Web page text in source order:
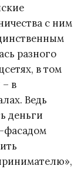
с ним
разного
в том
в
Ведь
деньги
фасадом